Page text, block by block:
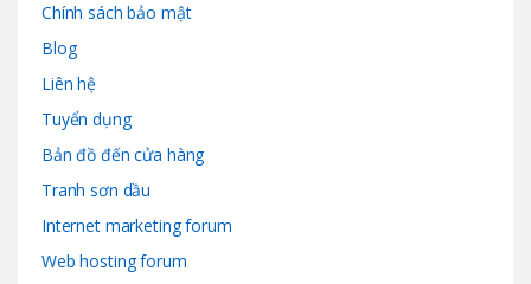
Chính sách bảo mật
Blog
Liên hệ
Tuyển dụng
Bản đồ đến cửa hàng
Tranh sơn dầu
Internet marketing forum
Web hosting forum